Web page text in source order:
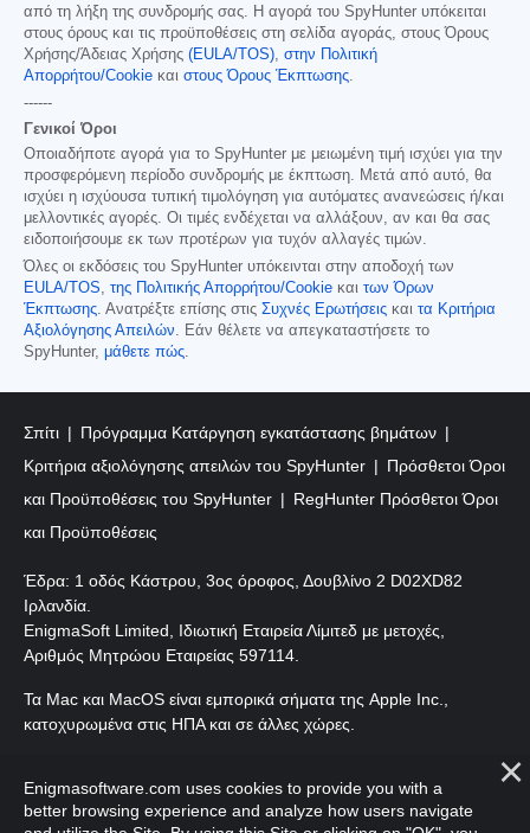
από τη λήξη της συνδρομής σας. Η αγορά του SpyHunter υπόκειται
στους όρους και τις προϋποθέσεις στη σελίδα αγοράς, στους Όρους
Χρήσης/Άδειας Χρήσης (EULA/TOS), στην Πολιτική
Απορρήτου/Cookie και στους Όρους Έκπτωσης.
------
Γενικοί Όροι
Οποιαδήποτε αγορά για το SpyHunter με μειωμένη τιμή ισχύει για την
προσφερόμενη περίοδο συνδρομής με έκπτωση. Μετά από αυτό, θα
ισχύει η ισχύουσα τυπική τιμολόγηση για αυτόματες ανανεώσεις ή/και
μελλοντικές αγορές. Οι τιμές ενδέχεται να αλλάξουν, αν και θα σας
ειδοποιήσουμε εκ των προτέρων για τυχόν αλλαγές τιμών.
Όλες οι εκδόσεις του SpyHunter υπόκεινται στην αποδοχή των
EULA/TOS, της Πολιτικής Απορρήτου/Cookie και των Όρων
Έκπτωσης. Ανατρέξτε επίσης στις Συχνές Ερωτήσεις και τα Κριτήρια
Αξιολόγησης Απειλών. Εάν θέλετε να απεγκαταστήσετε το
SpyHunter, μάθετε πώς.
Σπίτι
Πρόγραμμα Κατάργηση εγκατάστασης βημάτων
Κριτήρια αξιολόγησης απειλών του SpyHunter
Πρόσθετοι Όροι
και Προϋποθέσεις του SpyHunter
RegHunter Πρόσθετοι Όροι
και Προϋποθέσεις
Έδρα: 1 οδός Κάστρου, 3ος όροφος, Δουβλίνο 2 D02XD82
Ιρλανδία.
EnigmaSoft Limited, Ιδιωτική Εταιρεία Λίμιτεδ με μετοχές,
Αριθμός Μητρώου Εταιρείας 597114.
Τα Mac και MacOS είναι εμπορικά σήματα της Apple Inc.,
κατοχυρωμένα στις ΗΠΑ και σε άλλες χώρες.
επιφύλαξη παντός δικαιώματος.
Enigmasoftware.com uses cookies to provide you with a
better browsing experience and analyze how users navigate